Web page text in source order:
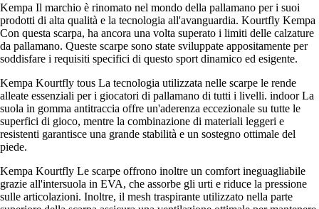
Kempa Il marchio è rinomato nel mondo della pallamano per i suoi
prodotti di alta qualità e la tecnologia all'avanguardia. Kourtfly Kempa
Con questa scarpa, ha ancora una volta superato i limiti delle calzature
da pallamano. Queste scarpe sono state sviluppate appositamente per
soddisfare i requisiti specifici di questo sport dinamico ed esigente.
Kempa Kourtfly tous La tecnologia utilizzata nelle scarpe le rende
alleate essenziali per i giocatori di pallamano di tutti i livelli. indoor La
suola in gomma antitraccia offre un'aderenza eccezionale su tutte le
superfici di gioco, mentre la combinazione di materiali leggeri e
resistenti garantisce una grande stabilità e un sostegno ottimale del
piede.
Kempa Kourtfly Le scarpe offrono inoltre un comfort ineguagliabile
grazie all'intersuola in EVA, che assorbe gli urti e riduce la pressione
sulle articolazioni. Inoltre, il mesh traspirante utilizzato nella parte